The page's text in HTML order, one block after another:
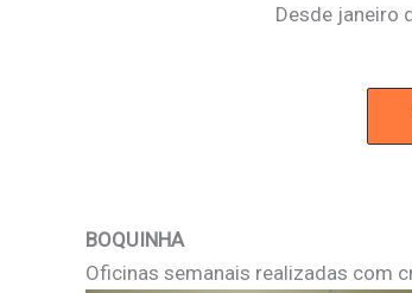
Desde janeiro
BOQUINHA
Oficinas semanais realizadas com